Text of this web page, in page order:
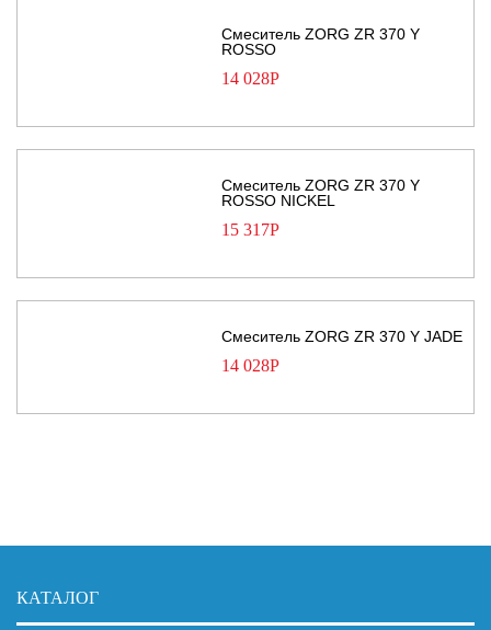
Смеситель ZORG ZR 370 Y
ROSSO
14 028Р
Смеситель ZORG ZR 370 Y
ROSSO NICKEL
15 317Р
Смеситель ZORG ZR 370 Y JADE
14 028Р
КАТАЛОГ